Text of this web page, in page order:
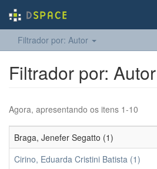
Filtrador por: Autor
Filtrador por: Autor
Agora, apresentando os itens 1-10
Braga, Jenefer Segatto (1)
Cirino, Eduarda Cristini Batista (1)